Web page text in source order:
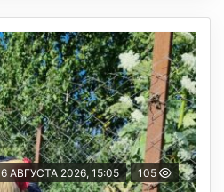
6 АВГУСТА 2026, 15:05 105